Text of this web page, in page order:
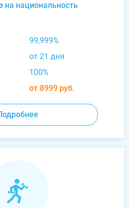
на национальность
99,999%
от 21 дня
100%
от 8999 руб.